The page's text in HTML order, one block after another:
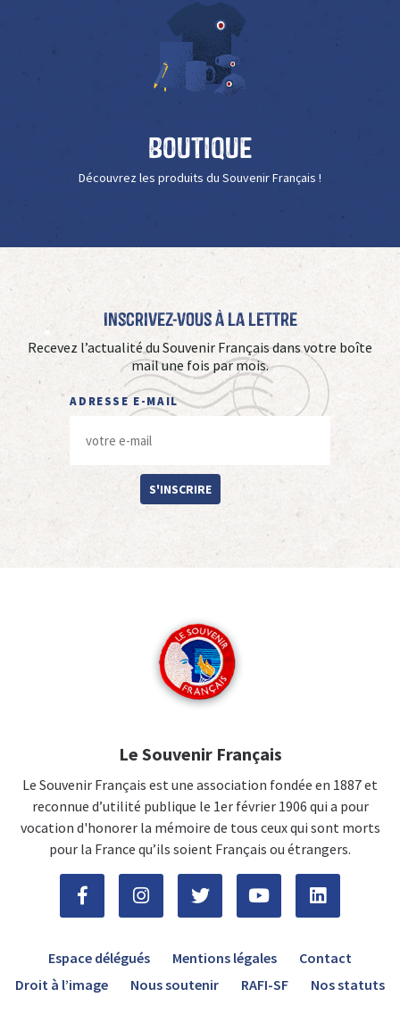
Boutique
Découvrez les produits du Souvenir Français !
Inscrivez-vous à La Lettre
Recevez l’actualité du Souvenir Français dans votre boîte
mail une fois par mois.
ADRESSE E-MAIL
S'INSCRIRE
Le Souvenir Français
Le Souvenir Français est une association fondée en 1887 et
reconnue d’utilité publique le 1er février 1906 qui a pour
vocation d'honorer la mémoire de tous ceux qui sont morts
pour la France qu’ils soient Français ou étrangers.
Espace délégués Mentions légales
Contact
Droit à l’image
Nous soutenir RAFI-SF Nos statuts